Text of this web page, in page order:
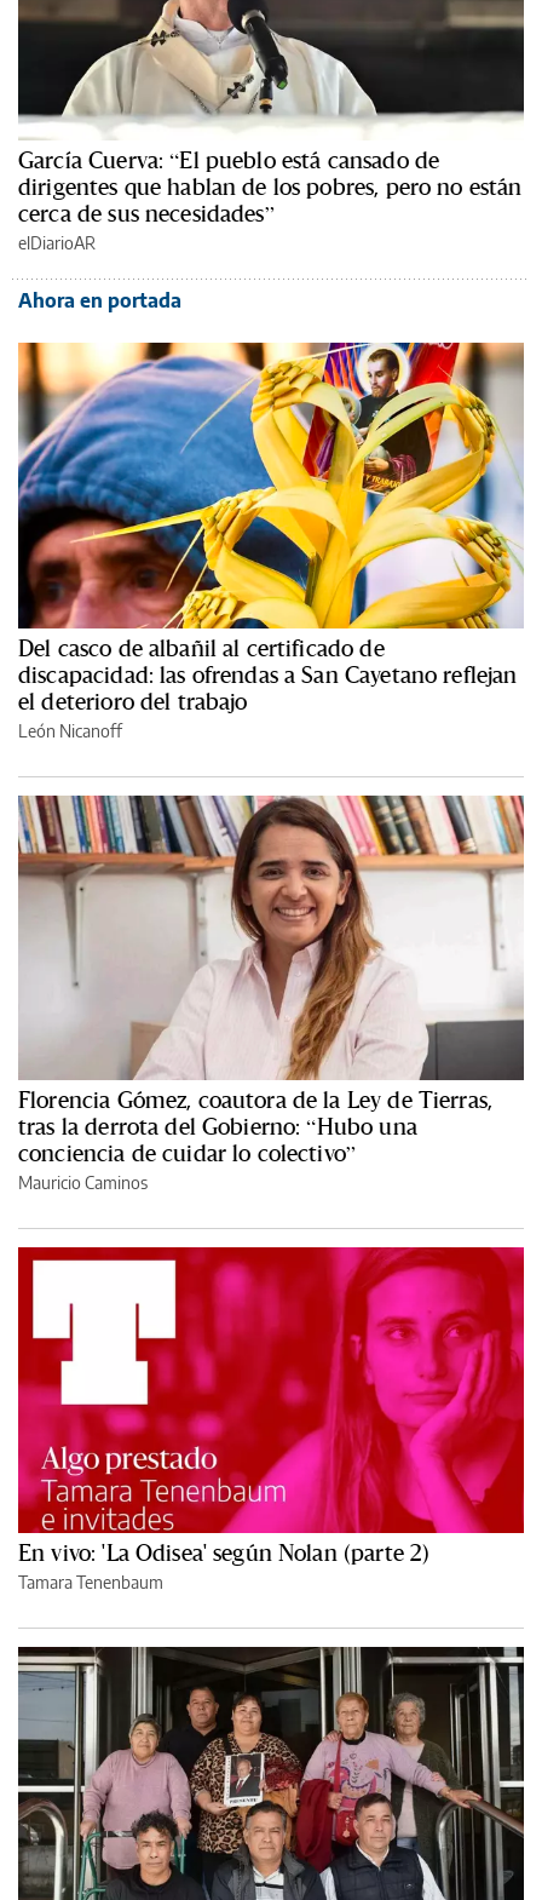
García Cuerva: “El pueblo está cansado de
dirigentes que hablan de los pobres, pero no están
cerca de sus necesidades”
elDiarioAR
Ahora en portada
Del casco de albañil al certificado de
discapacidad: las ofrendas a San Cayetano reflejan
el deterioro del trabajo
León Nicanoff
Florencia Gómez, coautora de la Ley de Tierras,
tras la derrota del Gobierno: “Hubo una
conciencia de cuidar lo colectivo”
Mauricio Caminos
En vivo: 'La Odisea' según Nolan (parte 2)
Tamara Tenenbaum